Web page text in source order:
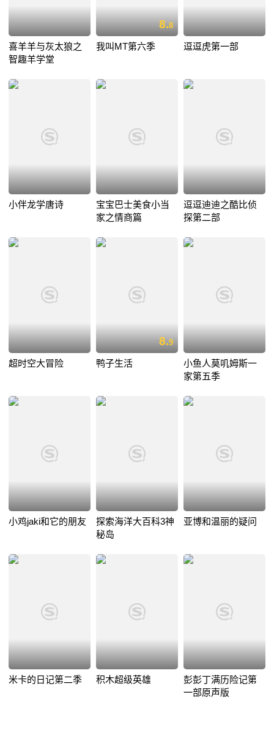
喜羊羊与灰太狼之
智趣羊学堂
8.8
我叫MT第六季 逗逗虎第一部
小伴龙学唐诗
宝宝巴士美食小当
家之情商篇
逗逗迪迪之酷比侦
探第二部
超时空大冒险
8.9
鸭子生活
小鱼人莫叽姆斯一
家第五季
小鸡jaki和它的朋友
探索海洋大百科3神
秘岛
亚博和温丽的疑问
米卡的日记第二季 积木超级英雄
彭彭丁满历险记第
一部原声版